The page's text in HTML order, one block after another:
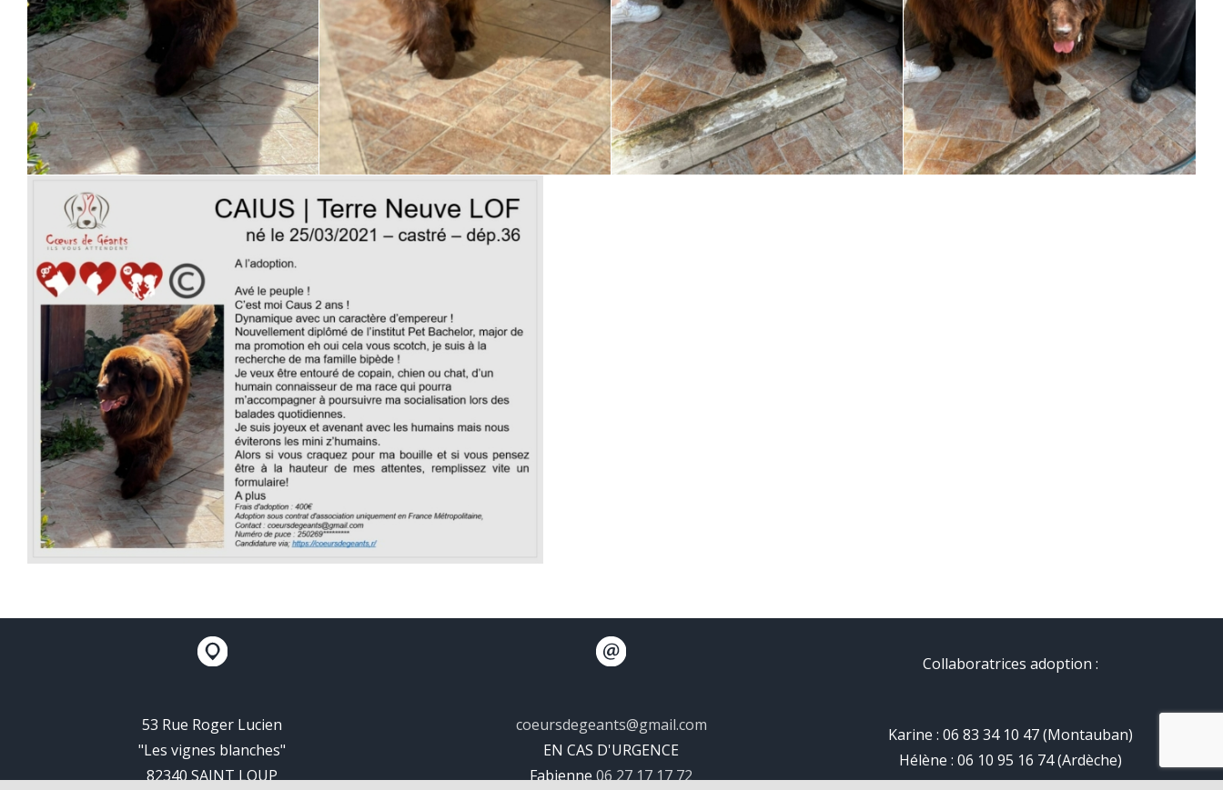
53 Rue Roger Lucien
"Les vignes blanches"
82340 SAINT LOUP
coeursdegeants@gmail.com
EN CAS D'URGENCE
Fabienne06 27 17 17 72
Collaboratrices adoption :
Karine : 06 83 34 10 47 (Montauban)
Hélène : 06 10 95 16 74 (Ardèche)